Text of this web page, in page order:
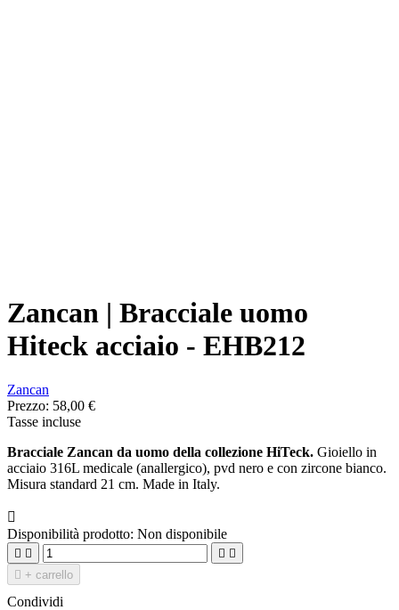
Zancan | Bracciale uomo
Hiteck acciaio - EHB212
Zancan
Prezzo: 58,00 €
Tasse incluse
Bracciale Zancan da uomo della collezione HiTeck. Gioiello in
acciaio 316L medicale (anallergico), pvd nero e con zircone bianco.
Misura standard 21 cm. Made in Italy.

Disponibilità prodotto: Non disponibile
   
 + carrello
Condividi